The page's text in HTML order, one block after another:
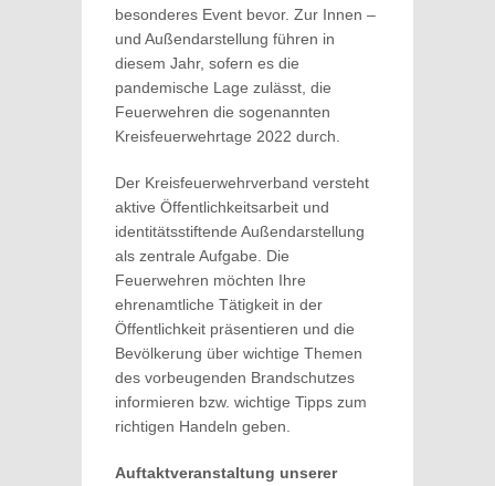
besonderes Event bevor. Zur Innen –
und Außendarstellung führen in
diesem Jahr, sofern es die
pandemische Lage zulässt, die
Feuerwehren die sogenannten
Kreisfeuerwehrtage 2022 durch.
Der Kreisfeuerwehrverband versteht
aktive Öffentlichkeitsarbeit und
identitätsstiftende Außendarstellung
als zentrale Aufgabe. Die
Feuerwehren möchten Ihre
ehrenamtliche Tätigkeit in der
Öffentlichkeit präsentieren und die
Bevölkerung über wichtige Themen
des vorbeugenden Brandschutzes
informieren bzw. wichtige Tipps zum
richtigen Handeln geben.
Auftaktveranstaltung unserer